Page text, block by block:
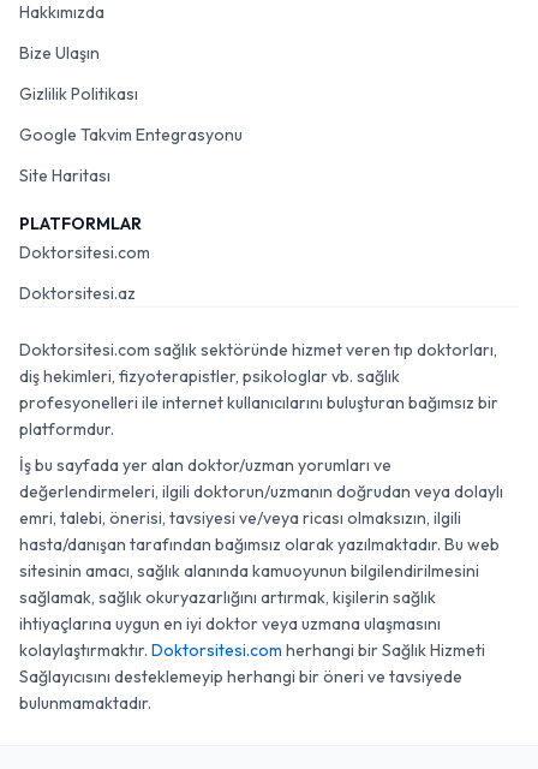
Hakkımızda
Bize Ulaşın
Gizlilik Politikası
Google Takvim Entegrasyonu
Site Haritası
PLATFORMLAR
Doktorsitesi.com
Doktorsitesi.az
Doktorsitesi.com sağlık sektöründe hizmet veren tıp doktorları,
diş hekimleri, fizyoterapistler, psikologlar vb. sağlık
profesyonelleri ile internet kullanıcılarını buluşturan bağımsız bir
platformdur.
İş bu sayfada yer alan doktor/uzman yorumları ve
değerlendirmeleri, ilgili doktorun/uzmanın doğrudan veya dolaylı
emri, talebi, önerisi, tavsiyesi ve/veya ricası olmaksızın, ilgili
hasta/danışan tarafından bağımsız olarak yazılmaktadır. Bu web
sitesinin amacı, sağlık alanında kamuoyunun bilgilendirilmesini
sağlamak, sağlık okuryazarlığını artırmak, kişilerin sağlık
ihtiyaçlarına uygun en iyi doktor veya uzmana ulaşmasını
kolaylaştırmaktır. Doktorsitesi.com herhangi bir Sağlık Hizmeti
Sağlayıcısını desteklemeyip herhangi bir öneri ve tavsiyede
bulunmamaktadır.